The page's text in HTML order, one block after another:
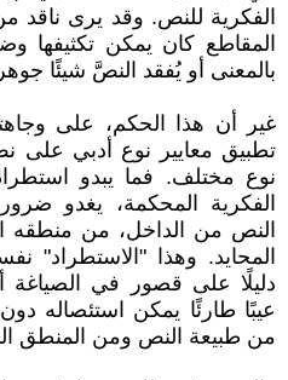
الفكرية للنص. وقد يرى ناقد
المقاطع كان يمكن
بالمعنى أو يُفقد النصَّ شيئًا
غير أن هذا الحكم، على
تطبيق معايير نوع أدبي على
نوع مختلف. فما يبدو
الفكرية المحكمة، يغدو
النص من الداخل، من
المحايد. وهذا "الاستطراد"
دليلًا على قصور في الصياغة
عيبًا طارئًا يمكن استئصاله
من طبيعة النص ومن المنطق